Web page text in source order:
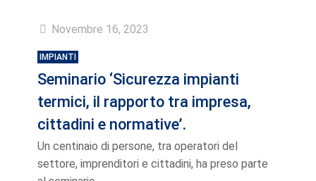
Novembre 16, 2023
IMPIANTI
Seminario ‘Sicurezza impianti
termici, il rapporto tra impresa,
cittadini e normative’.
Un centinaio di persone, tra operatori del
settore, imprenditori e cittadini, ha preso parte